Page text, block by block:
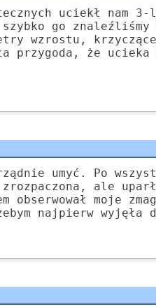
uciekł nam
go znaleźliśmy
wzrostu,
przygoda, że
umyć. Po
zrozpaczona, ale
moje
najpierw wyjęła